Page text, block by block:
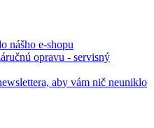
nášho e-shopu
opravu - servisný
aby vám nič neuniklo